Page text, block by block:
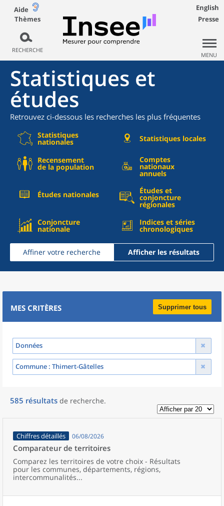
Aide
Thèmes
RECHERCHE
English
Presse
MENU
Statistiques et
études
Retrouvez ci-dessous les recherches les plus fréquentes
Statistiques
nationales Statistiques locales
Recensement
de la population
Comptes
nationaux
annuels
Études nationales Études et
conjoncture
régionales
Conjoncture
nationale
Indices et séries
chronologiques
Affiner votre recherche Afficher les résultats
MES CRITÈRES Supprimer tous
Données
Commune : Thimert-Gâtelles
585 résultats de recherche.
Chiffres détaillés 06/08/2026
Comparateur de territoires
Comparez les territoires de votre choix - Résultats
pour les communes, départements, régions,
intercommunalités...